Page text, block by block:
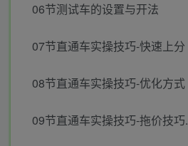
06节测试车的设置与开法
07节直通车实操技巧-快速上分
08节直通车实操技巧-优化方式
09节直通车实操技巧-拖价技巧.